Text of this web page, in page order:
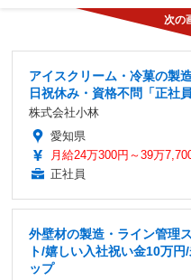
アイスクリーム・冷菓の製
日祝休み・資格不問「正社
株式会社小林
愛知県
月給24万300円～39万
正社員
外壁材の製造・ライン管理
ト/嬉しい入社祝い金10万
ップ